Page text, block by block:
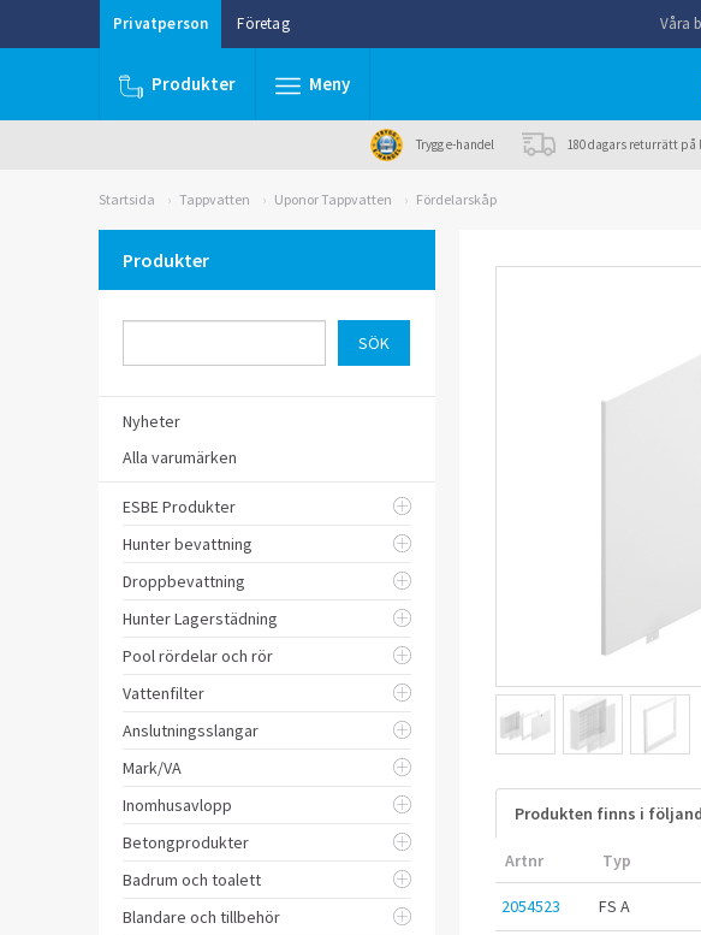
Privatperson Företag Våra
Produkter Meny
Trygg e-handel 180 dagars returrätt på
Startsida Tappvatten Uponor Tappvatten Fördelarskåp
Produkter
Nyheter
Alla varumärken
ESBE Produkter
Hunter bevattning
Droppbevattning
Hunter Lagerstädning
Pool rördelar och rör
Vattenfilter
Anslutningsslangar
Mark/VA
Inomhusavlopp
Betongprodukter
Badrum och toalett
Blandare och tillbehör
Produkten finns i
Artnr Typ
2054523 FS A